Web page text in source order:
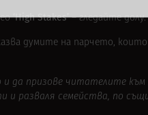
‘High Stakes’– гледайте долу.
думите на парчето,
да призове читателите
и разваля семейства, по